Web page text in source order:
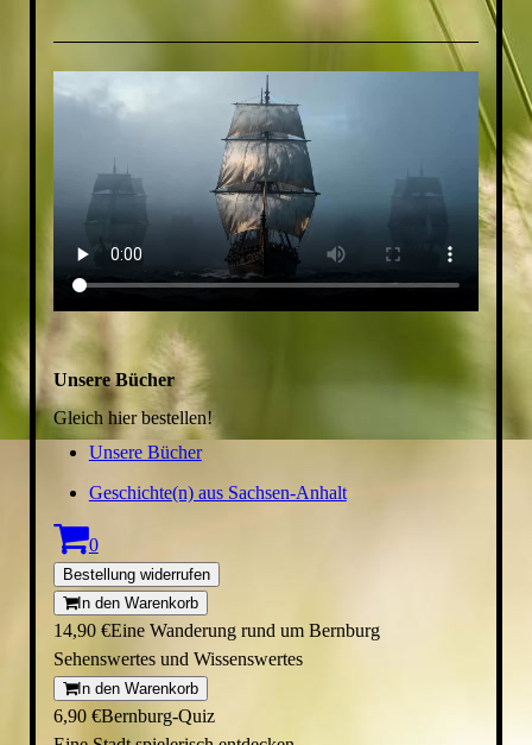
Unsere Bücher
Gleich hier bestellen!
Unsere Bücher
Geschichte(n) aus Sachsen-Anhalt
0
Bestellung widerrufen
In den Warenkorb
14,90 €Eine Wanderung rund um Bernburg
Sehenswertes und Wissenswertes
In den Warenkorb
6,90 €Bernburg-Quiz